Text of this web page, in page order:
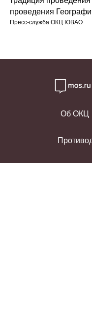
проведения
Пресс-служба ОКЦ ЮВАО
Об ОКЦ